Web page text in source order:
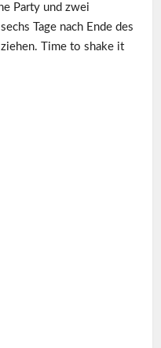
Party und zwei
Tage nach Ende des
Time to shake it